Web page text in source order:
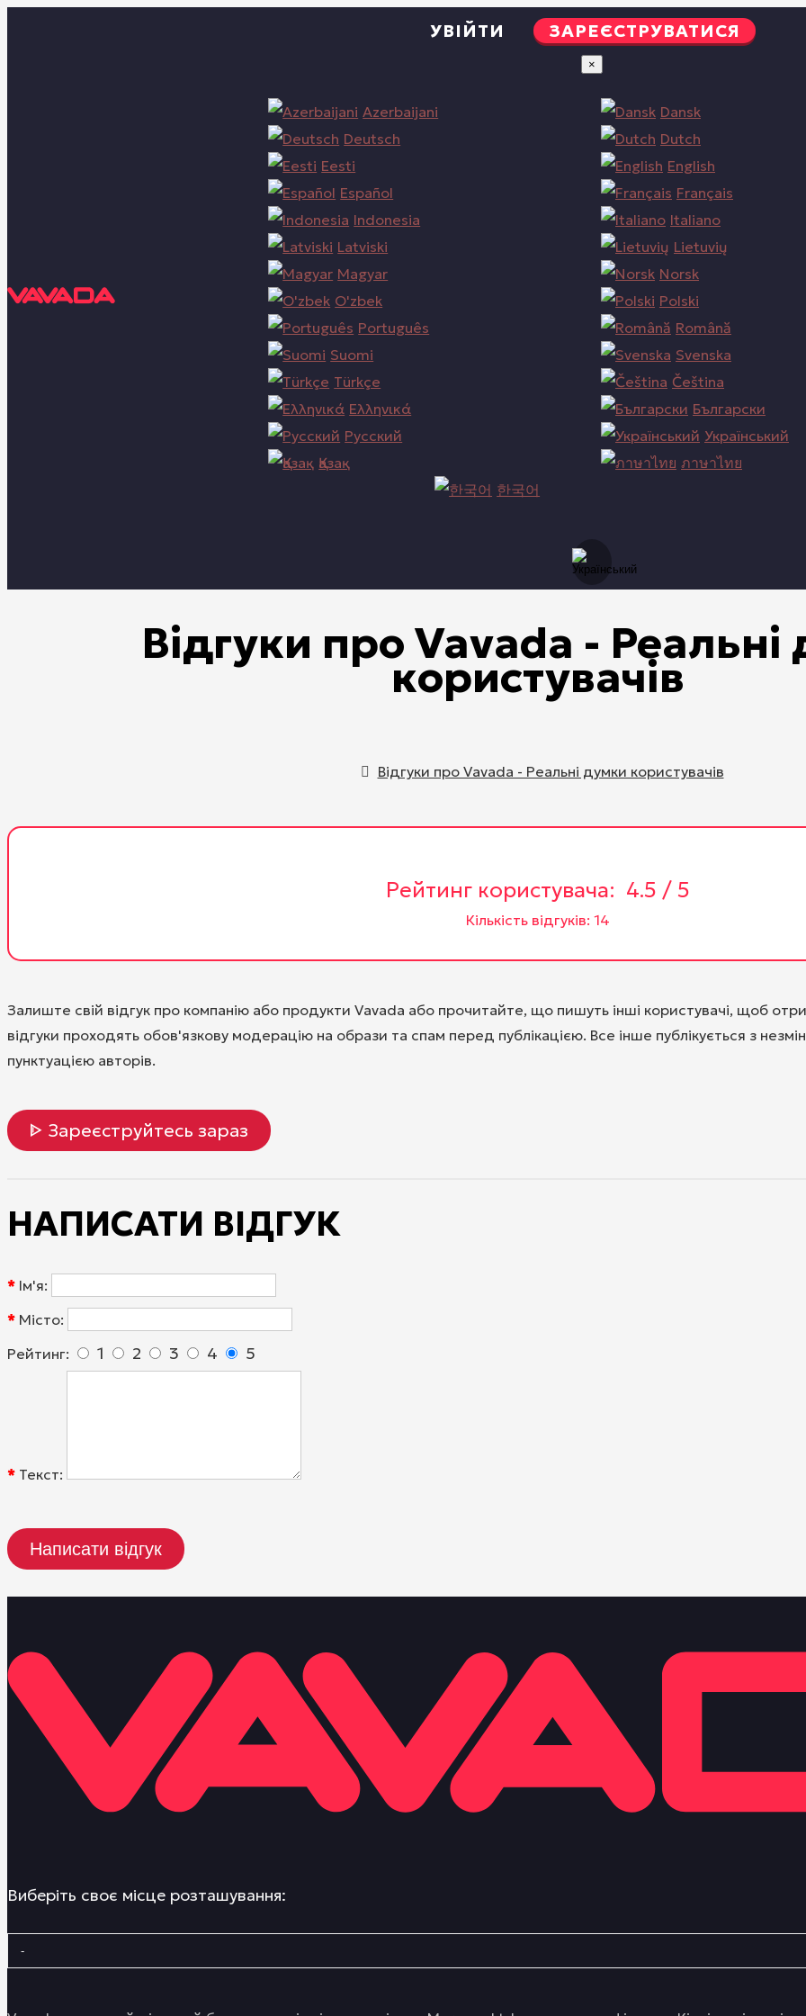
УВІЙТИ ЗАРЕЄСТРУВАТИСЯ
×
Azerbaijani
Dansk
Deutsch
Dutch
Eesti
English
Español
Français
Indonesia
Italiano
Latviski
Lietuvių
Magyar
Norsk
O'zbek
Polski
Português
Română
Suomi
Svenska
Türkçe
Čeština
Ελληνικά
Български
Русский
Український
Қазақ
ภาษาไทย
한국어
Відгуки про Vavada -
користувачів
Відгуки про Vavada - Реальні думки користувачів
Рейтинг користувача: 4.5 / 5
Кількість відгуків: 14
Залиште свій відгук про компанію або продукти Vavada або прочитайте, що пишуть інші користувачі, щоб
відгуки проходять обов'язкову модерацію на образи та спам перед публікацією. Все інше публікується з
пунктуацією авторів.
ᐈ Зареєструйтесь зараз
НАПИСАТИ ВІДГУК
Ім'я:
Місто:
Рейтинг:
1 2 3 4 5
Текст:
Написати відгук
Виберіть своє місце розташування: